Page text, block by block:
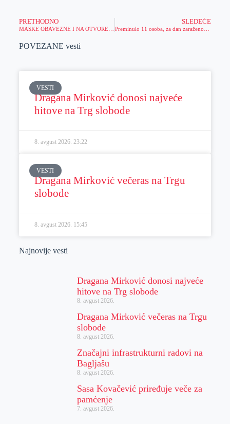
PRETHODNO
MASKE OBAVEZNE I NA OTVORENOM! Krizni štab preporučio nove mere, EVO POD KOJIM USLOVIMA I OD KADA
SLEDEĆE
POVEZANE vesti
VESTI
Dragana Mirković donosi najveće
hitove na Trg slobode
8. avgust 2026. 23:22
VESTI
Dragana Mirković večeras na Trgu
slobode
8. avgust 2026. 15:45
Najnovije vesti
Dragana Mirković donosi najveće
hitove na Trg slobode
8. avgust 2026.
Dragana Mirković večeras na Trgu
slobode
8. avgust 2026.
Značajni infrastrukturni radovi na
Bagljašu
8. avgust 2026.
Sasa Kovačević priređuje veče za
pamćenje
7. avgust 2026.